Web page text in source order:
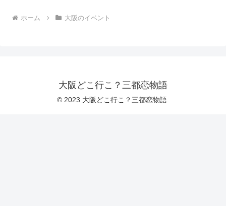
ホーム 大阪のイベント
大阪どこ行こ？三都恋物語
© 2023 大阪どこ行こ？三都恋物語.